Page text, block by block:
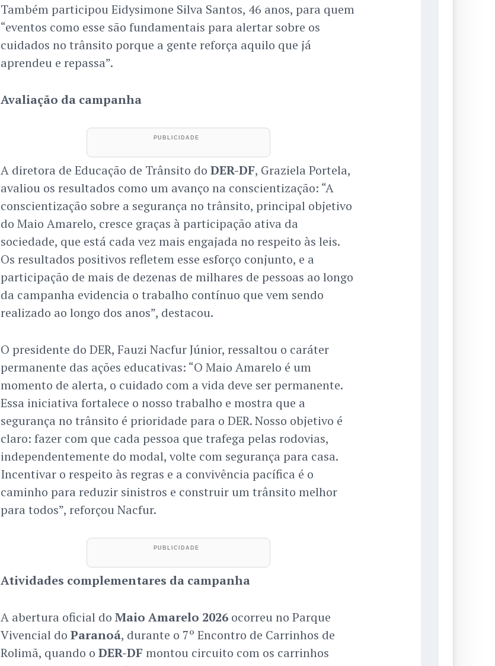
Também participou Eidysimone Silva Santos, 46 anos, para quem
“eventos como esse são fundamentais para alertar sobre os
cuidados no trânsito porque a gente reforça aquilo que já
aprendeu e repassa”.
Avaliação da campanha
A diretora de Educação de Trânsito do DER-DF, Graziela Portela,
avaliou os resultados como um avanço na conscientização: “A
conscientização sobre a segurança no trânsito, principal objetivo
do Maio Amarelo, cresce graças à participação ativa da
sociedade, que está cada vez mais engajada no respeito às leis.
Os resultados positivos refletem esse esforço conjunto, e a
participação de mais de dezenas de milhares de pessoas ao longo
da campanha evidencia o trabalho contínuo que vem sendo
realizado ao longo dos anos”, destacou.
O presidente do DER, Fauzi Nacfur Júnior, ressaltou o caráter
permanente das ações educativas: “O Maio Amarelo é um
momento de alerta, o cuidado com a vida deve ser permanente.
Essa iniciativa fortalece o nosso trabalho e mostra que a
segurança no trânsito é prioridade para o DER. Nosso objetivo é
claro: fazer com que cada pessoa que trafega pelas rodovias,
independentemente do modal, volte com segurança para casa.
Incentivar o respeito às regras e a convivência pacífica é o
caminho para reduzir sinistros e construir um trânsito melhor
para todos”, reforçou Nacfur.
Atividades complementares da campanha
A abertura oficial do Maio Amarelo 2026ocorreu no Parque
Vivencial do Paranoá, durante o 7º Encontro de Carrinhos de
Rolimã, quando o DER-DFmontou circuito com os carrinhos